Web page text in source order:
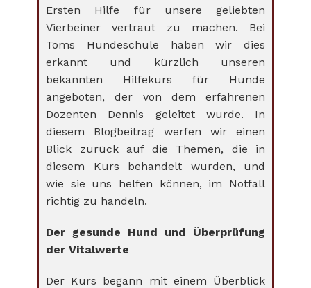
Ersten Hilfe für unsere geliebten
Vierbeiner vertraut zu machen. Bei
Toms Hundeschule haben wir dies
erkannt und kürzlich unseren
bekannten Hilfekurs für Hunde
angeboten, der von dem erfahrenen
Dozenten Dennis geleitet wurde. In
diesem Blogbeitrag werfen wir einen
Blick zurück auf die Themen, die in
diesem Kurs behandelt wurden, und
wie sie uns helfen können, im Notfall
richtig zu handeln.
Der gesunde Hund und Überprüfung
der Vitalwerte
Der Kurs begann mit einem Überblick